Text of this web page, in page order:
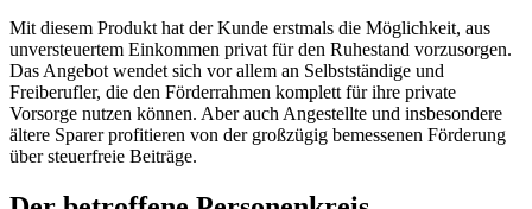
Mit diesem Produkt hat der Kunde erstmals die Möglichkeit, aus
unversteuertem Einkommen privat für den Ruhestand vorzusorgen.
Das Angebot wendet sich vor allem an Selbstständige und
Freiberufler, die den Förderrahmen komplett für ihre private
Vorsorge nutzen können. Aber auch Angestellte und insbesondere
ältere Sparer profitieren von der großzügig bemessenen Förderung
über steuerfreie Beiträge.